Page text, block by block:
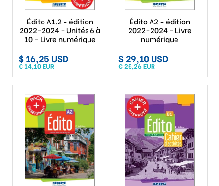
Édito A1.2 - édition
2022-2024 - Unités 6 à
10 - Livre numérique
$ 16,25 USD
€ 14,10 EUR
Édito A2 - édition
2022-2024 - Livre
numérique
$ 29,10 USD
€ 25,26 EUR